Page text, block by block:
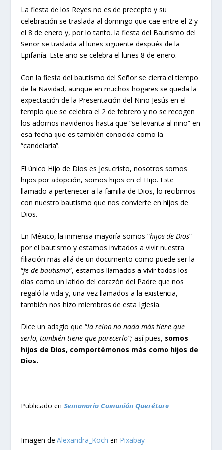
La fiesta de los Reyes no es de precepto y su
celebración se traslada al domingo que cae entre el 2 y
el 8 de enero y, por lo tanto, la fiesta del Bautismo del
Señor se traslada al lunes siguiente después de la
Epifanía. Este año se celebra el lunes 8 de enero.
Con la fiesta del bautismo del Señor se cierra el tiempo
de la Navidad, aunque en muchos hogares se queda la
expectación de la Presentación del Niño Jesús en el
templo que se celebra el 2 de febrero y no se recogen
los adornos navideños hasta que “se levanta al niño” en
esa fecha que es también conocida como la
“candelaria”.
El único Hijo de Dios es Jesucristo, nosotros somos
hijos por adopción, somos hijos en el Hijo. Este
llamado a pertenecer a la familia de Dios, lo recibimos
con nuestro bautismo que nos convierte en hijos de
Dios.
En México, la inmensa mayoría somos “hijos de Dios”
por el bautismo y estamos invitados a vivir nuestra
filiación más allá de un documento como puede ser la
“fe de bautismo”, estamos llamados a vivir todos los
días como un latido del corazón del Padre que nos
regaló la vida y, una vez llamados a la existencia,
también nos hizo miembros de esta Iglesia.
Dice un adagio que “la reina no nada más tiene que
serlo, también tiene que parecerlo”; así pues, somos
hijos de Dios, comportémonos más como hijos de
Dios.
Publicado enSemanario Comunión Querétaro
Imagen deAlexandra_Koch en Pixabay